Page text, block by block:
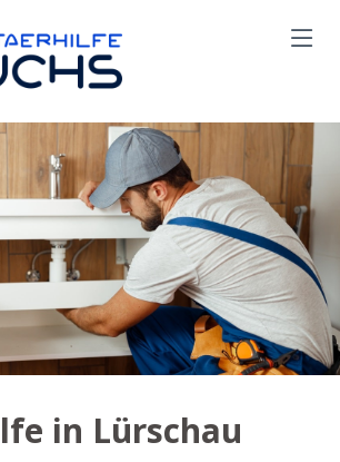
in Lürschau